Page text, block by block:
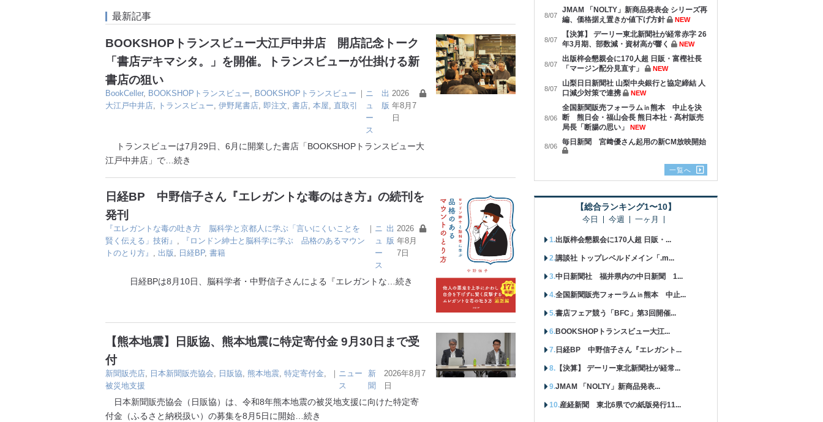
最新記事
BOOKSHOPトランスビュー大江戸中井店 開店記念トーク
「書店デキマシタ。」を開催。トランスビューが仕掛ける新
書店の狙い
BookCeller, BOOKSHOPトランスビュー, BOOKSHOPトランスビュー
大江戸中井店, トランスビュー, 伊野尾書店, 即注文, 書店, 本屋, 直取引
｜ ニ
ュ
ー
ス
出
版
2026
年8月7
日
トランスビューは7月29日、6月に開業した書店「BOOKSHOPトランスビュー大
江戸中井店」で …続き
日経BP 中野信子さん『エレガントな毒のはき方』の続刊を
発刊
『エレガントな毒の吐き方 脳科学と京都人に学ぶ「言いにくいことを
賢く伝える」技術』 ,
『ロンドン紳士と脳科学に学ぶ 品格のあるマウン
トのとり方』 , 出版, 日経BP, 書籍
｜ ニ
ュ
ー
ス
出
版
2026
年8月
7日
日経BPは8月10日、脳科学者・中野信子さんによる『エレガントな …続き
【熊本地震】日販協、熊本地震に特定寄付金 9月30日まで受
付
新聞販売店 日本新聞販売協会 日販協 熊本地震 特定寄付金
被災地支援
｜ ニュー
ス
新
聞
2026年8月7
日
日本新聞販売協会（日販協）は、令和8年熊本地震の被災地支援に向けた特定寄
付金（ふるさと納税扱い）の募集を8月5日に開始 …続き
8/07
JMAM 「NOLTY」新商品発表会 シリーズ再
編、価格据え置きか値下げ方針
NEW
8/07
【決算】 デーリー東北新聞社が経常赤字 26
年3月期、部数減・資材高が響く
NEW
8/07
出版梓会懇親会に170人超 日販・富樫社長
「マージン配分見直す」
NEW
8/07
山梨日日新聞社 山梨中央銀行と協定締結 人
口減少対策で連携
NEW
8/06
全国新聞販売フォーラム㏌熊本 中止を決
断 熊日会・福山会長 熊日本社・髙村販売
局長「断腸の思い」
NEW
8/06 毎日新聞 宮﨑優さん起用の新CM放映開始
一覧へ
【総合ランキング1〜10】
今日 今週 一ヶ月
出版梓会懇親会に170人超 日販・...
講談社 トップレベルドメイン「.m...
中日新聞社 福井県内の中日新聞 1...
全国新聞販売フォーラム㏌熊本 中止...
書店フェア競う「BFC」第3回開催...
BOOKSHOPトランスビュー大江...
日経BP 中野信子さん『エレガント...
【決算】 デーリー東北新聞社が経常...
JMAM 「NOLTY」新商品発表...
産経新聞 東北6県での紙版発行11...